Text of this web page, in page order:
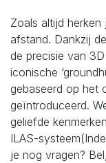
Zoals altijd herken
afstand. Dankzij
de precisie van
iconische
gebaseerd op het
geïntroduceerd.
geliefde
ILAS-
je nog vragen?